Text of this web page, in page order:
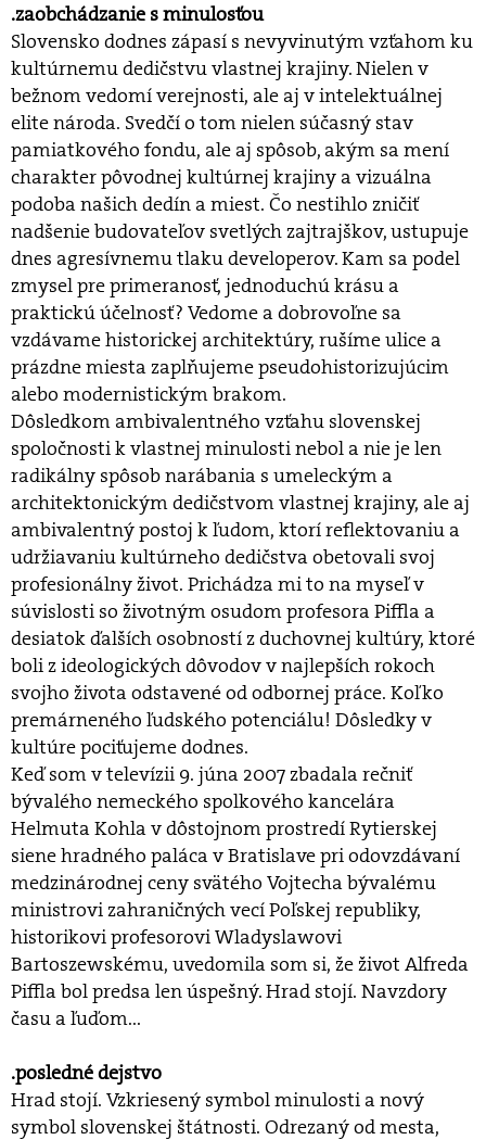
.zaobchádzanie s minulosťou
Slovensko dodnes zápasí s nevyvinutým vzťahom ku
kultúrnemu dedičstvu vlastnej krajiny. Nielen v
bežnom vedomí verejnosti, ale aj v intelektuálnej
elite národa. Svedčí o tom nielen súčasný stav
pamiatkového fondu, ale aj spôsob, akým sa mení
charakter pôvodnej kultúrnej krajiny a vizuálna
podoba našich dedín a miest. Čo nestihlo zničiť
nadšenie budovateľov svetlých zajtrajškov, ustupuje
dnes agresívnemu tlaku developerov. Kam sa podel
zmysel pre primeranosť, jednoduchú krásu a
praktickú účelnosť? Vedome a dobrovoľne sa
vzdávame historickej architektúry, rušíme ulice a
prázdne miesta zaplňujeme pseudohistorizujúcim
alebo modernistickým brakom.
Dôsledkom ambivalentného vzťahu slovenskej
spoločnosti k vlastnej minulosti nebol a nie je len
radikálny spôsob narábania s umeleckým a
architektonickým dedičstvom vlastnej krajiny, ale aj
ambivalentný postoj k ľudom, ktorí reflektovaniu a
udržiavaniu kultúrneho dedičstva obetovali svoj
profesionálny život. Prichádza mi to na myseľ v
súvislosti so životným osudom profesora Piffla a
desiatok ďalších osobností z duchovnej kultúry, ktoré
boli z ideologických dôvodov v najlepších rokoch
svojho života odstavené od odbornej práce. Koľko
premárneného ľudského potenciálu! Dôsledky v
kultúre pociťujeme dodnes.
Keď som v televízii 9. júna 2007 zbadala rečniť
bývalého nemeckého spolkového kancelára
Helmuta Kohla v dôstojnom prostredí Rytierskej
siene hradného paláca v Bratislave pri odovzdávaní
medzinárodnej ceny svätého Vojtecha bývalému
ministrovi zahraničných vecí Poľskej republiky,
historikovi profesorovi Wladyslawovi
Bartoszewskému, uvedomila som si, že život Alfreda
Piffla bol predsa len úspešný. Hrad stojí. Navzdory
času a ľuďom...
.posledné dejstvo
Hrad stojí. Vzkriesený symbol minulosti a nový
symbol slovenskej štátnosti. Odrezaný od mesta,